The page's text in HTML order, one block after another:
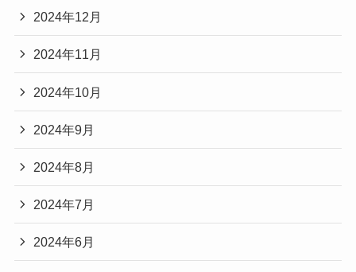
2024年12月
2024年11月
2024年10月
2024年9月
2024年8月
2024年7月
2024年6月